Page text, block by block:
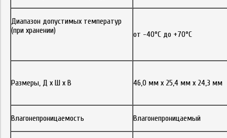
Диапазон допустимых температур
(при хранении)
от -40°С до +70°С
Размеры, Д х Ш х В 46,0 мм х 25,4 мм х 24,3 мм
Влагонепроницаемость Влагонепроницаемый